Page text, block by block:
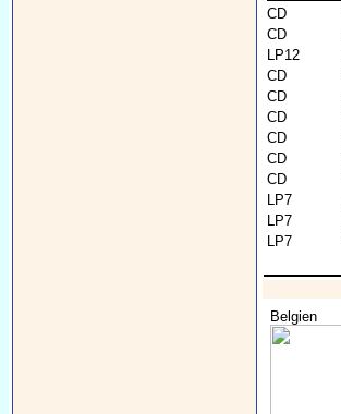
CD
CD
LP12
CD
CD
CD
CD
CD
CD
LP7
LP7
LP7
Belgien